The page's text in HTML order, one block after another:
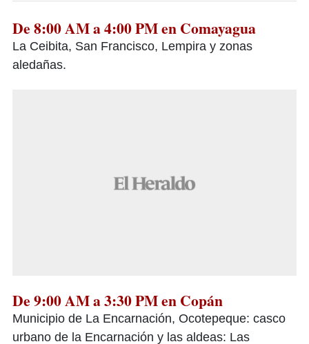
De 8:00 AM a 4:00 PM en Comayagua
La Ceibita, San Francisco, Lempira y zonas
aledañas.
De 9:00 AM a 3:30 PM en Copán
Municipio de La Encarnación, Ocotepeque: casco
urbano de la Encarnación y las aldeas: Las